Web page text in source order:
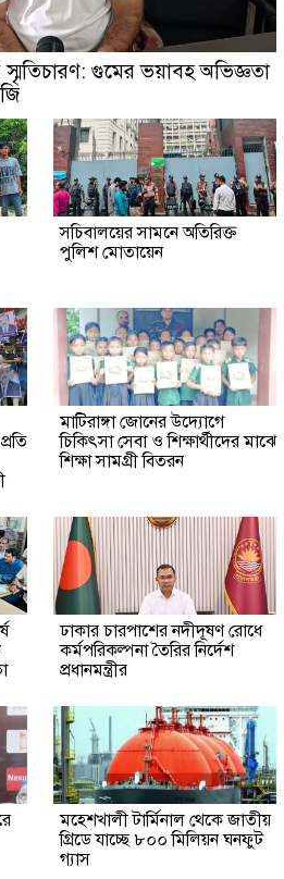
গুমের ভয়াবহ অভিজ্ঞতা
সচিবালয়ের সামনে অতিরিক্ত
পুলিশ মোতায়েন
মাটিরাঙ্গা জোনের উদ্যোগে
চিকিৎসা সেবা ও শিক্ষার্থীদের মাঝে
শিক্ষা সামগ্রী বিতরন
ঢাকার চারপাশের নদীদূষণ রোধে
কর্মপরিকল্পনা তৈরির নির্দেশ
প্রধানমন্ত্রীর
মহেশখালী টার্মিনাল থেকে জাতীয়
গ্রিডে যাচ্ছে ৮০০ মিলিয়ন ঘনফুট
গ্যাস